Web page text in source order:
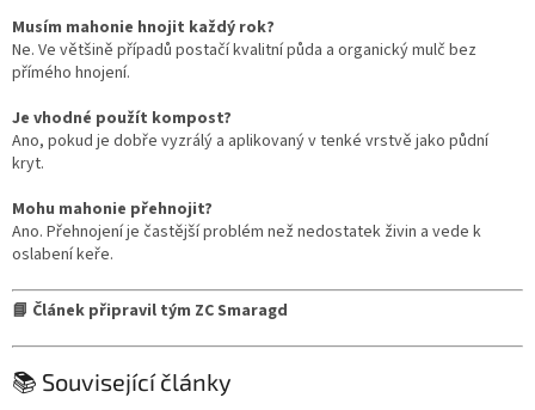
Musím mahonie hnojit každý rok?
Ne. Ve většině případů postačí kvalitní půda a organický mulč bez
přímého hnojení.
Je vhodné použít kompost?
Ano, pokud je dobře vyzrálý a aplikovaný v tenké vrstvě jako půdní
kryt.
Mohu mahonie přehnojit?
Ano. Přehnojení je častější problém než nedostatek živin a vede k
oslabení keře.
📘 Článek připravil tým ZC Smaragd
📚 Související články